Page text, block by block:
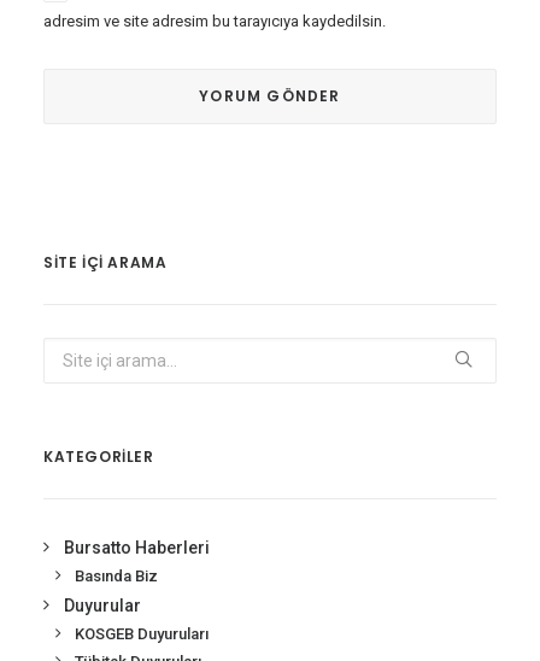
adresim ve site adresim bu tarayıcıya kaydedilsin.
SITE IÇI ARAMA
KATEGORİLER
Bursatto Haberleri
Basında Biz
Duyurular
KOSGEB Duyuruları